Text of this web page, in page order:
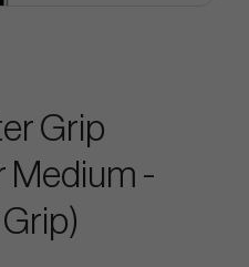
Grip
Medium -